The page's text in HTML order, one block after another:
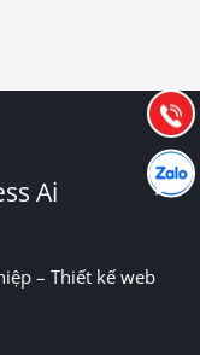
Ai
– Thiết kế web
Gọi
(028) 22.166.144
Chát